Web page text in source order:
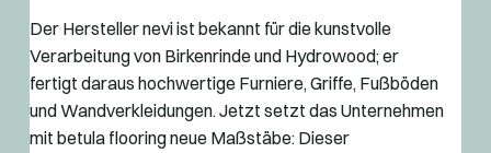
Der Hersteller nevi ist bekannt für die kunstvolle
Verarbeitung von Birkenrinde und Hydrowood; er
fertigt daraus hochwertige Furniere, Griffe, Fußböden
und Wandverkleidungen. Jetzt setzt das Unternehmen
mit betula flooring neue Maßstäbe: Dieser